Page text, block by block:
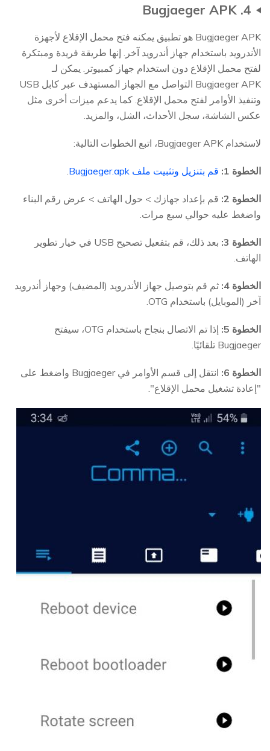
4. Bugjaeger APK
Bugjaeger APK هو تطبيق يمكنه فتح محمل الإقلاع لأجهزة
الأندرويد باستخدام جهاز أندرويد آخر. إنها طريقة فريدة ومبتكرة
لفتح محمل الإقلاع دون استخدام جهاز كمبيوتر. يمكن لـ
Bugjaeger APK التواصل مع الجهاز المستهدف عبر كابل USB
وتنفيذ الأوامر لفتح محمل الإقلاع. كما يدعم ميزات أخرى مثل
عكس الشاشة، سجل الأحداث، الشل، والمزيد.
لاستخدام Bugjaeger APK، اتبع الخطوات التالية:
الخطوة 1: قم بتنزيل وتثبيت ملف Bugjaeger.apk
الخطوة 2:
قم بإعداد جهازك > حول الهاتف > عرض رقم البناء
واضغط عليه حوالي سبع مرات.
الخطوة 3:
بعد ذلك، قم بتفعيل تصحيح USB في خيار تطوير
الهاتف.
الخطوة 4:
ثم قم بتوصيل جهاز الأندرويد (المضيف) وجهاز أندرويد
آخر (الموبايل) باستخدام OTG.
الخطوة 5:
إذا تم الاتصال بنجاح باستخدام OTG، سيفتح
Bugjaeger تلقائيًا.
الخطوة 6:
انتقل إلى قسم الأوامر في Bugjaeger واضغط على
"إعادة تشغيل محمل الإقلاع".